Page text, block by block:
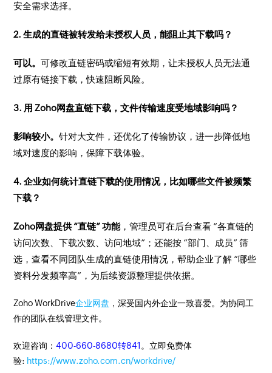
安全需求选择。
2. 生成的直链被转发给未授权人员，能阻止其下载吗？
可以。可修改直链密码或缩短有效期，让未授权人员无法通
过原有链接下载，快速阻断风险。
3. 用 Zoho网盘直链下载，文件传输速度受地域影响吗？
影响较小。针对大文件，还优化了传输协议，进一步降低地
域对速度的影响，保障下载体验。
4. 企业如何统计直链下载的使用情况，比如哪些文件被频繁
下载？
Zoho网盘提供 “直链” 功能，管理员可在后台查看 “各直链的
访问次数、下载次数、访问地域”；还能按 “部门、成员” 筛
选，查看不同团队生成的直链使用情况，帮助企业了解 “哪些
资料分发频率高”，为后续资源整理提供依据。
Zoho WorkDrive企业网盘 ，深受国内外企业一致喜爱。为协同工
作的团队在线管理文件。
欢迎咨询：400-660-8680转841 。立即免费体
验: https://www.zoho.com.cn/workdrive/